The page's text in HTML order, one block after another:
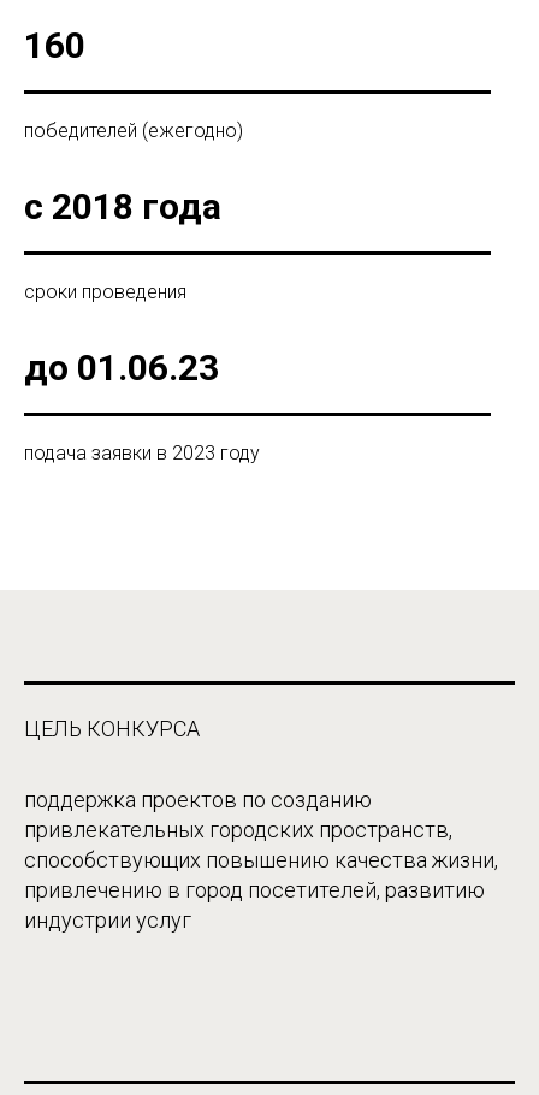
160
победителей (ежегодно)
с 2018 года
сроки проведения
до 01.06.23
подача заявки в 2023 году
ЦЕЛЬ КОНКУРСА
поддержка проектов по созданию
привлекательных городских пространств,
способствующих повышению качества жизни,
привлечению в город посетителей, развитию
индустрии услуг